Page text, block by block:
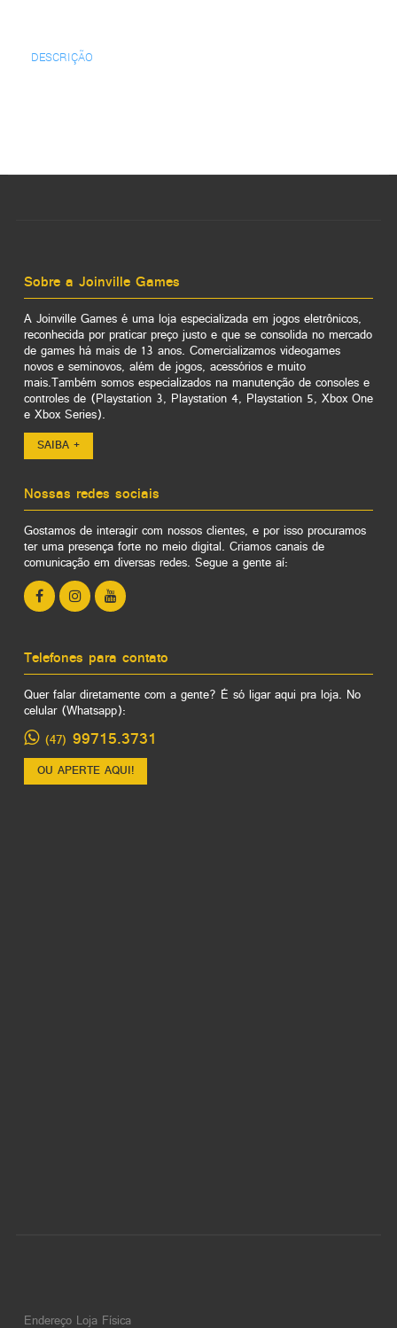
DESCRIÇÃO
Sobre a Joinville Games
A Joinville Games é uma loja especializada em jogos eletrônicos,
reconhecida por praticar preço justo e que se consolida no mercado
de games há mais de 13 anos. Comercializamos videogames
novos e seminovos, além de jogos, acessórios e muito
mais.Também somos especializados na manutenção de consoles e
controles de (Playstation 3, Playstation 4, Playstation 5, Xbox One
e Xbox Series).
SAIBA +
Nossas redes sociais
Gostamos de interagir com nossos clientes, e por isso procuramos
ter uma presença forte no meio digital. Criamos canais de
comunicação em diversas redes. Segue a gente aí:
Telefones para contato
Quer falar diretamente com a gente? É só ligar aqui pra loja. No
celular (Whatsapp):
(47) 99715.3731
OU APERTE AQUI!
Endereço Loja Física